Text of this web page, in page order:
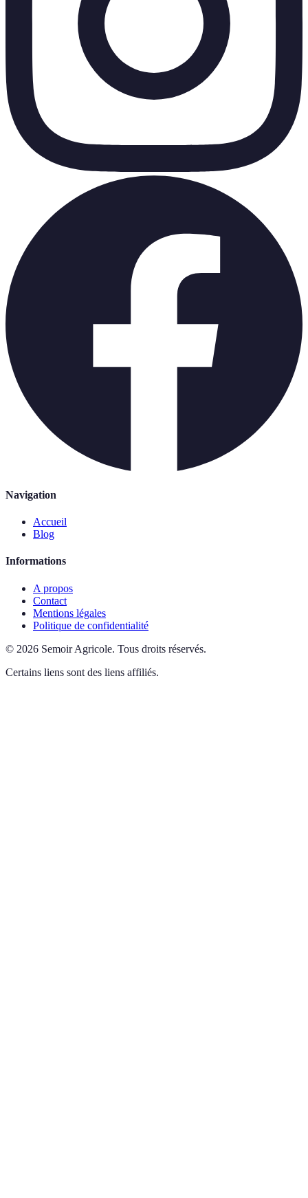
Navigation
Accueil
Blog
Informations
A propos
Contact
Mentions légales
Politique de confidentialité
© 2026 Semoir Agricole. Tous droits réservés.
Certains liens sont des liens affiliés.